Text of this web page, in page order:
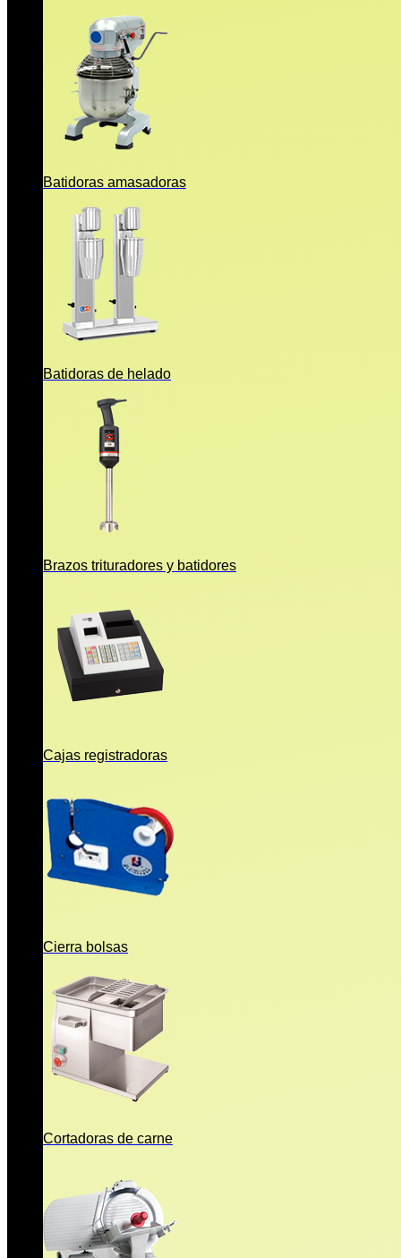
Batidoras amasadoras
Batidoras de helado
Brazos trituradores y batidores
Cajas registradoras
Cierra bolsas
Cortadoras de carne